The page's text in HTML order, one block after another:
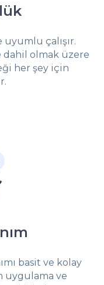
çalışır.
dahil olmak üzere
her şey için
basit ve kolay
uygulama ve